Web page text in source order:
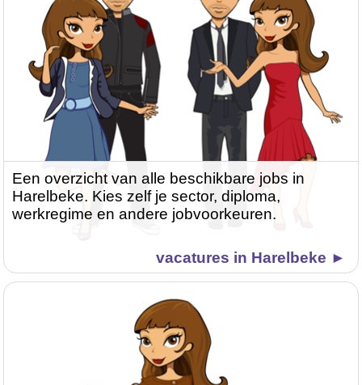
Een overzicht van alle beschikbare jobs in
Harelbeke. Kies zelf je sector, diploma,
werkregime en andere jobvoorkeuren.
vacatures in Harelbeke ►